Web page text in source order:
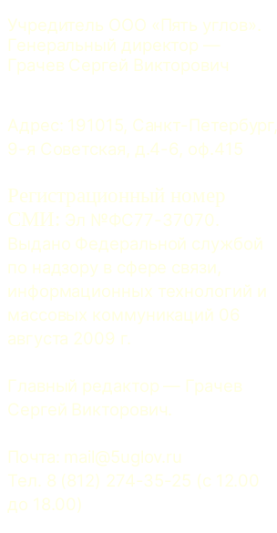
Учредитель ООО «Пять углов».
Генеральный директор —
Грачев Сергей Викторович
Адрес: 191015, Санкт-Петербург,
9-я Советская, д.4-6, оф.415
Регистрационный номер
СМИ: Эл №ФС77-37070.
Выдано Федеральной службой
по надзору в сфере связи,
информационных технологий и
массовых коммуникаций 06
августа 2009 г.
Главный редактор — Грачев
Сергей Викторович.
Почта: mail@5uglov.ru
Тел. 8 (812) 274-35-25 (c 12.00
до 18.00)